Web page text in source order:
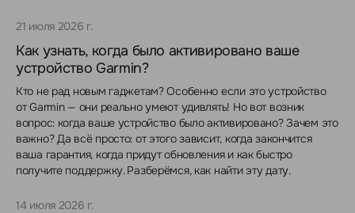
21 июля 2026 г.
Как узнать, когда было активировано ваше
устройство Garmin?
Кто не рад новым гаджетам? Особенно если это устройство
от Garmin — они реально умеют удивлять! Но вот возник
вопрос: когда ваше устройство было активировано? Зачем это
важно? Да всё просто: от этого зависит, когда закончится
ваша гарантия, когда придут обновления и как быстро
получите поддержку. Разберёмся, как найти эту дату.
14 июля 2026 г.